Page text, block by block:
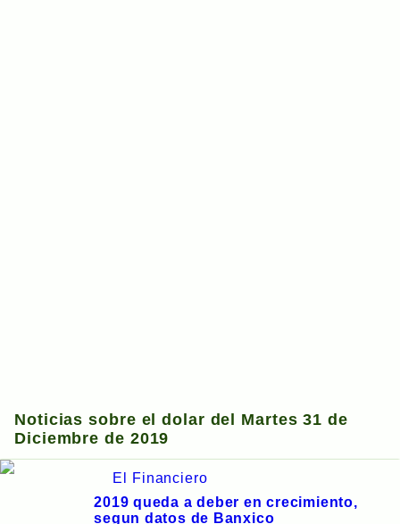
Noticias sobre el dolar del Martes 31 de
Diciembre de 2019
El Financiero
2019 queda a deber en crecimiento,
segun datos de Banxico